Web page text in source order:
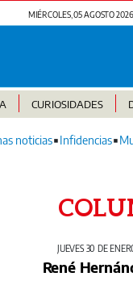
MIÉRCOLES, 05 AGOSTO 2026
CURIOSIDADES
noticias Infidencias
JUEVES 30 DE
René